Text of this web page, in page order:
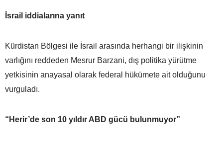
İsrail iddialarına yanıt
Kürdistan Bölgesi ile İsrail arasında herhangi bir ilişkinin
varlığını reddeden Mesrur Barzani, dış politika yürütme
yetkisinin anayasal olarak federal hükümete ait olduğunu
vurguladı.
“Herir’de son 10 yıldır ABD gücü bulunmuyor”